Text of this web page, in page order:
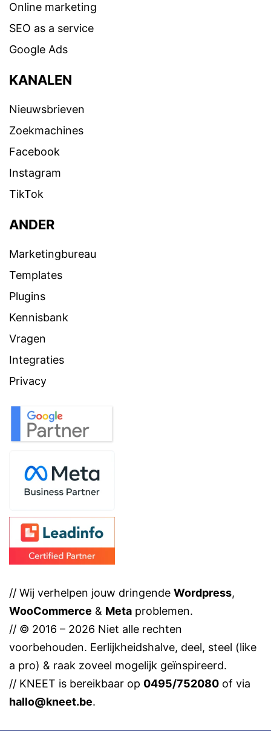
Online marketing
SEO as a service
Google Ads
KANALEN
Nieuwsbrieven
Zoekmachines
Facebook
Instagram
TikTok
ANDER
Marketingbureau
Templates
Plugins
Kennisbank
Vragen
Integraties
Privacy
// Wij verhelpen jouw dringende Wordpress,
WooCommerce & Meta problemen.
// © 2016 – 2026 Niet alle rechten
voorbehouden. Eerlijkheidshalve, deel, steel (like
a pro) & raak zoveel mogelijk geïnspireerd.
// KNEET is bereikbaar op 0495/752080 of via
hallo@kneet.be.